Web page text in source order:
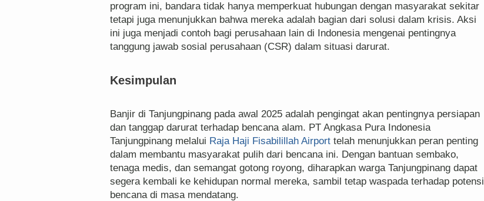
program ini, bandara tidak hanya memperkuat hubungan dengan masyarakat sekitar
tetapi juga menunjukkan bahwa mereka adalah bagian dari solusi dalam krisis. Aksi
ini juga menjadi contoh bagi perusahaan lain di Indonesia mengenai pentingnya
tanggung jawab sosial perusahaan (CSR) dalam situasi darurat.
Kesimpulan
Banjir di Tanjungpinang pada awal 2025 adalah pengingat akan pentingnya persiapan
dan tanggap darurat terhadap bencana alam. PT Angkasa Pura Indonesia
Tanjungpinang melalui Raja Haji Fisabilillah Airport telah menunjukkan peran penting
dalam membantu masyarakat pulih dari bencana ini. Dengan bantuan sembako,
tenaga medis, dan semangat gotong royong, diharapkan warga Tanjungpinang dapat
segera kembali ke kehidupan normal mereka, sambil tetap waspada terhadap potensi
bencana di masa mendatang.